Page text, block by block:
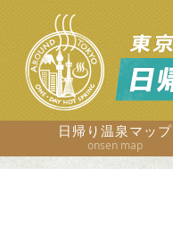
日帰り温泉マップ
onsen map